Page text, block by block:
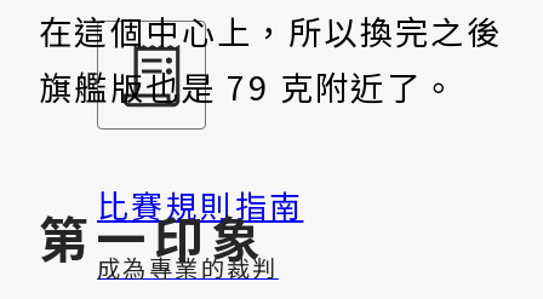
比賽規則指南
成為專業的裁判
在這個中心上，所以換完之後
旗艦版也是 79 克附近了。
第一印象